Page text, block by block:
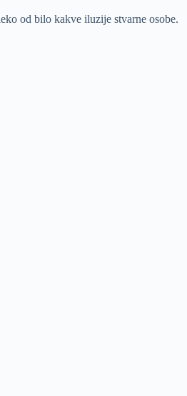
od bilo kakve iluzije stvarne osobe.